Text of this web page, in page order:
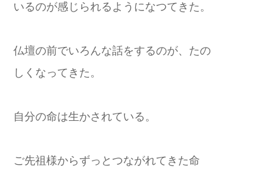
いるのが感じられるようになつてきた。
仏壇の前でいろんな話をするのが、たの
しくなってきた。
自分の命は生かされている。
ご先祖様からずっとつながれてきた命